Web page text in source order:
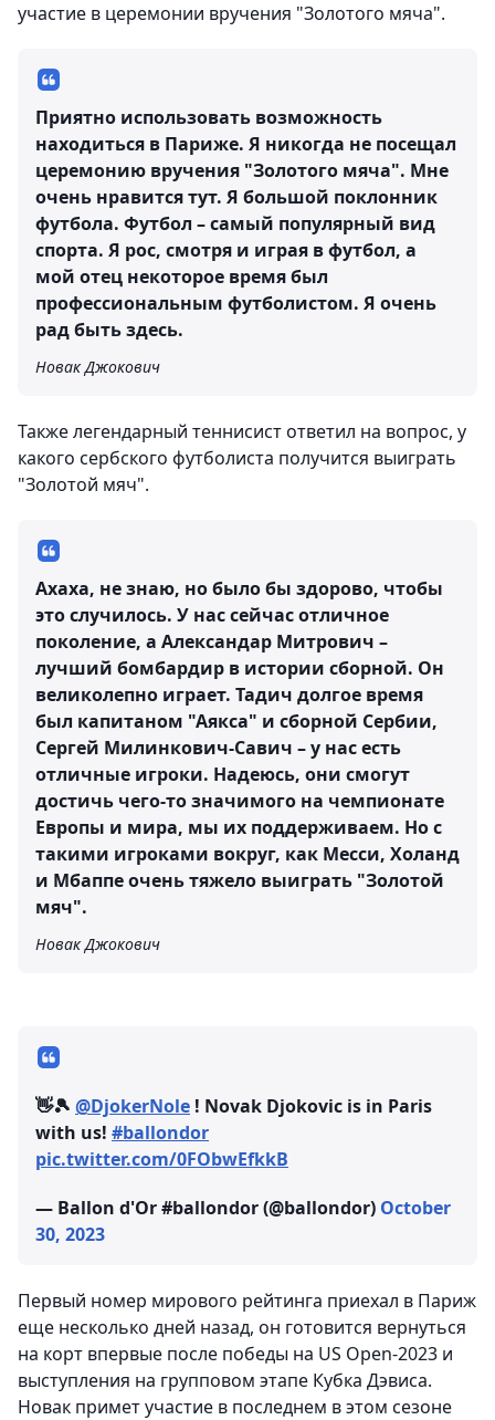
участие в церемонии вручения "Золотого мяча".
Приятно использовать возможность
находиться в Париже. Я никогда не посещал
церемонию вручения "Золотого мяча". Мне
очень нравится тут. Я большой поклонник
футбола. Футбол – самый популярный вид
спорта. Я рос, смотря и играя в футбол, а
мой отец некоторое время был
профессиональным футболистом. Я очень
рад быть здесь.
Новак Джокович
Также легендарный теннисист ответил на вопрос, у
какого сербского футболиста получится выиграть
"Золотой мяч".
Ахаха, не знаю, но было бы здорово, чтобы
это случилось. У нас сейчас отличное
поколение, а Александар Митрович –
лучший бомбардир в истории сборной. Он
великолепно играет. Тадич долгое время
был капитаном "Аякса" и сборной Сербии,
Сергей Милинкович-Савич – у нас есть
отличные игроки. Надеюсь, они смогут
достичь чего-то значимого на чемпионате
Европы и мира, мы их поддерживаем. Но с
такими игроками вокруг, как Месси, Холанд
и Мбаппе очень тяжело выиграть "Золотой
мяч".
Новак Джокович
👋🎾 @DjokerNole ! Novak Djokovic is in Paris
with us! #ballondor
pic.twitter.com/0FObwEfkkB
— Ballon d'Or #ballondor (@ballondor) October
30, 2023
Первый номер мирового рейтинга приехал в Париж
еще несколько дней назад, он готовится вернуться
на корт впервые после победы на US Open-2023 и
выступления на групповом этапе Кубка Дэвиса.
Новак примет участие в последнем в этом сезоне